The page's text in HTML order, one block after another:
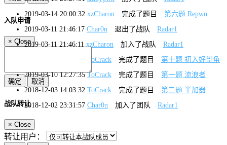
2019-03-14 20:00:32 xzCharon 完成了题目
第六题 Repwn
2019-03-11 21:46:17 Char0n 退出了战队
Radar1
2019-03-11 21:46:11 xzCharon 加入了战队
Radar1
ToCrack 完成了题目
第十题 初入好望角
2019-03-10 12:27:35 ToCrack 完成了题目
第一题 流浪者
2018-12-03 14:03:32 ToCrack 完成了题目
第二题 半加器
2018-12-02 23:31:57 Char0n 加入了团队
Radar1
2018-12-01 12:50:34
2018-12-01 12:50:23 ToCrack
入队申请
× Close
战队转让
× Close
转让用户：